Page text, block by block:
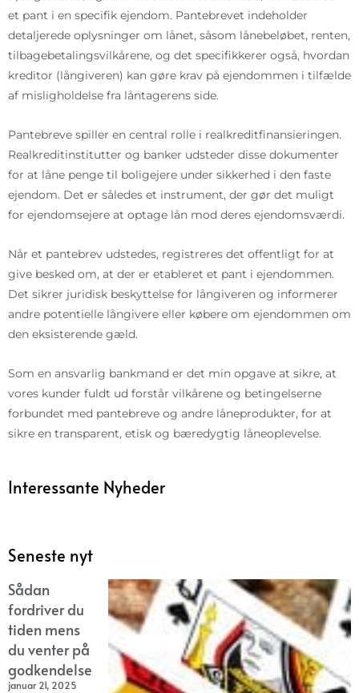
et pant i en specifik ejendom. Pantebrevet indeholder
detaljerede oplysninger om lånet, såsom lånebeløbet, renten,
tilbagebetalingsvilkårene, og det specifikkerer også, hvordan
kreditor (långiveren) kan gøre krav på ejendommen i tilfælde
af misligholdelse fra låntagerens side.
Pantebreve spiller en central rolle i realkreditfinansieringen.
Realkreditinstitutter og banker udsteder disse dokumenter
for at låne penge til boligejere under sikkerhed i den faste
ejendom. Det er således et instrument, der gør det muligt
for ejendomsejere at optage lån mod deres ejendomsværdi.
Når et pantebrev udstedes, registreres det offentligt for at
give besked om, at der er etableret et pant i ejendommen.
Det sikrer juridisk beskyttelse for långiveren og informerer
andre potentielle långivere eller købere om ejendommen om
den eksisterende gæld.
Som en ansvarlig bankmand er det min opgave at sikre, at
vores kunder fuldt ud forstår vilkårene og betingelserne
forbundet med pantebreve og andre låneprodukter, for at
sikre en transparent, etisk og bæredygtig låneoplevelse.
Interessante Nyheder
Seneste nyt
Sådan
fordriver du
tiden mens
du venter på
godkendelse
januar 21, 2025